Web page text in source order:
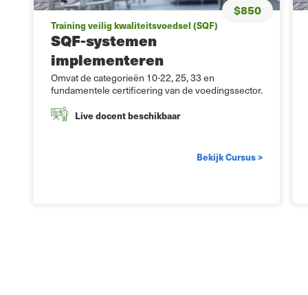
$850
Training veilig kwaliteitsvoedsel (SQF)
SQF-systemen
implementeren
Omvat de categorieën 10-22, 25, 33 en
fundamentele certificering van de voedingssector.
Live docent beschikbaar
Bekijk Cursus >